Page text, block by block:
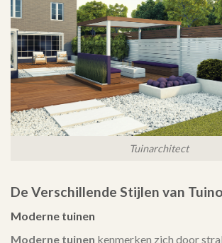
Tuinarchitect
De Verschillende Stijlen van
Moderne tuinen
Moderne tuinen kenmerken zich door